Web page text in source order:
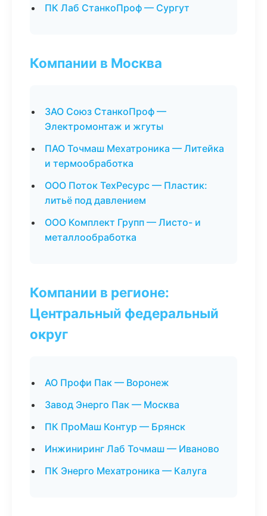
ПК Лаб СтанкоПроф — Сургут
Компании в Москва
ЗАО Союз СтанкоПроф —
Электромонтаж и жгуты
ПАО Точмаш Мехатроника — Литейка
и термообработка
ООО Поток ТехРесурс — Пластик:
литьё под давлением
ООО Комплект Групп — Листо- и
металлообработка
Компании в регионе:
Центральный федеральный
округ
АО Профи Пак — Воронеж
Завод Энерго Пак — Москва
ПК ПроМаш Контур — Брянск
Инжиниринг Лаб Точмаш — Иваново
ПК Энерго Мехатроника — Калуга